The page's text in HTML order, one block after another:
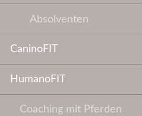
Absolventen
CaninoFIT
HumanoFIT
Coaching mit Pferden